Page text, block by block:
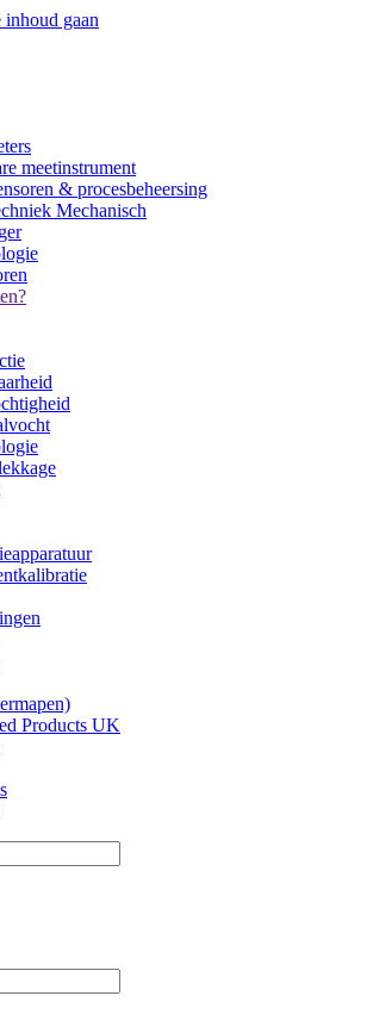
inhoud gaan
meetinstrument
& procesbeheersing
Mechanisch
Products UK